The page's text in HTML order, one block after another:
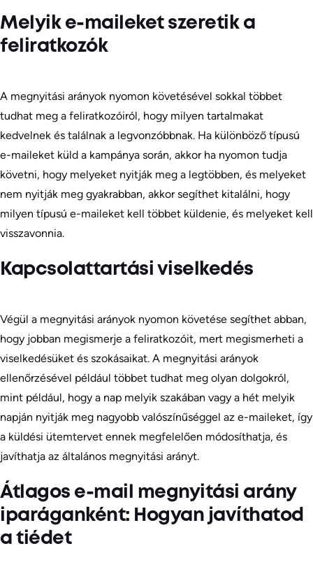
Melyik e-maileket szeretik a
feliratkozók
A megnyitási arányok nyomon követésével sokkal többet
tudhat meg a feliratkozóiról, hogy milyen tartalmakat
kedvelnek és találnak a legvonzóbbnak. Ha különböző típusú
e-maileket küld a kampánya során, akkor ha nyomon tudja
követni, hogy melyeket nyitják meg a legtöbben, és melyeket
nem nyitják meg gyakrabban, akkor segíthet kitalálni, hogy
milyen típusú e-maileket kell többet küldenie, és melyeket kell
visszavonnia.
Kapcsolattartási viselkedés
Végül a megnyitási arányok nyomon követése segíthet abban,
hogy jobban megismerje a feliratkozóit, mert megismerheti a
viselkedésüket és szokásaikat. A megnyitási arányok
ellenőrzésével például többet tudhat meg olyan dolgokról,
mint például, hogy a nap melyik szakában vagy a hét melyik
napján nyitják meg nagyobb valószínűséggel az e-maileket, így
a küldési ütemtervet ennek megfelelően módosíthatja, és
javíthatja az általános megnyitási arányt.
Átlagos e-mail megnyitási arány
iparáganként: Hogyan javíthatod
a tiédet